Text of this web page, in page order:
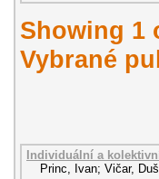
Showing 1
Vybrané
Individuální a
Princ, Ivan; Vičar,